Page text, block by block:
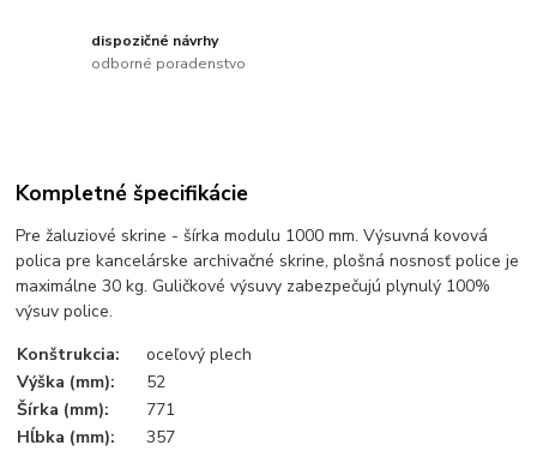
dispozičné návrhy
odborné poradenstvo
Kompletné špecifikácie
Pre žaluziové skrine - šírka modulu 1000 mm. Výsuvná kovová
polica pre kancelárske archivačné skrine, plošná nosnosť police je
maximálne 30 kg. Guličkové výsuvy zabezpečujú plynulý 100%
výsuv police.
Konštrukcia:
oceľový plech
Výška (mm):
52
Šírka (mm):
771
Hĺbka (mm):
357